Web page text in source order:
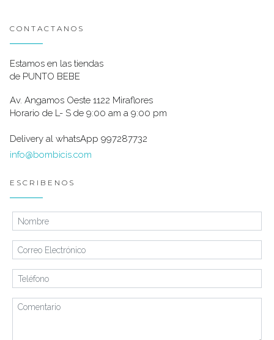
CONTACTANOS
Estamos en las tiendas
de PUNTO BEBE
Av. Angamos Oeste 1122 Miraflores
Horario de L- S de 9:00 am a 9:00 pm
Delivery al whatsApp 997287732
info@bombicis.com
ESCRIBENOS